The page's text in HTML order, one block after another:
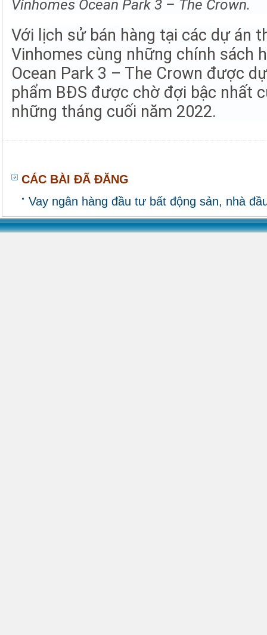
Vinhomes Ocean Park 3 – The Crown.
Với lịch sử bán hàng tại các dự án
Vinhomes cùng những chính sách
Ocean Park 3 – The Crown được
phẩm BĐS được chờ đợi bậc nhất
những tháng cuối năm 2022.
CÁC BÀI ĐÃ ĐĂNG
Vay ngân hàng đầu tư bất động sản, nhà